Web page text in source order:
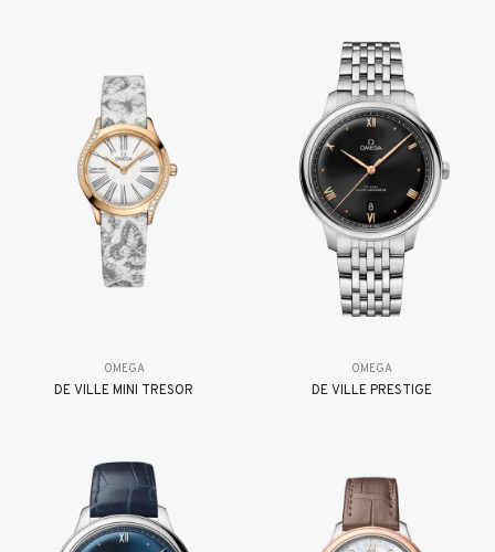
OMEGA
DE VILLE MINI TRÉSOR
OMEGA
DE VILLE PRESTIGE